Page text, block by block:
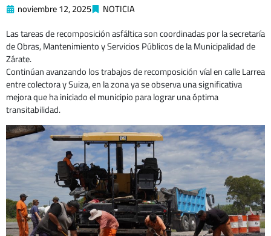
noviembre 12, 2025
NOTICIA
Las tareas de recomposición asfáltica son coordinadas por la secretaría
de Obras, Mantenimiento y Servicios Públicos de la Municipalidad de
Zárate.
Continúan avanzando los trabajos de recomposición víal en calle Larrea
entre colectora y Suiza, en la zona ya se observa una significativa
mejora que ha iniciado el municipio para lograr una óptima
transitabilidad.